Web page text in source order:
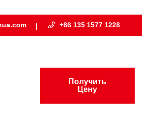
+86 135 1577 1228
Получить
Цену